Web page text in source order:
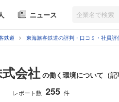
ニュース
鉄道 東海旅客鉄道の評判・口コミ・社員評
会社 の働く環境について（
レポート数 255 件